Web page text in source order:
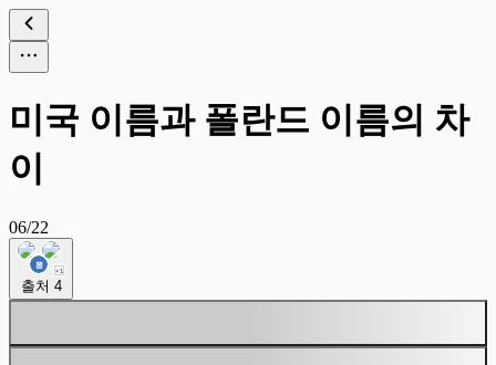
미국 이름과 폴란드 이름의 차
이
06/22
+1
출처 4